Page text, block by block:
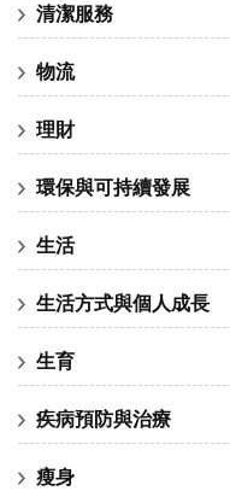
清潔服務
物流
理財
環保與可持續發展
生活
生活方式與個人成長
生育
疾病預防與治療
瘦身